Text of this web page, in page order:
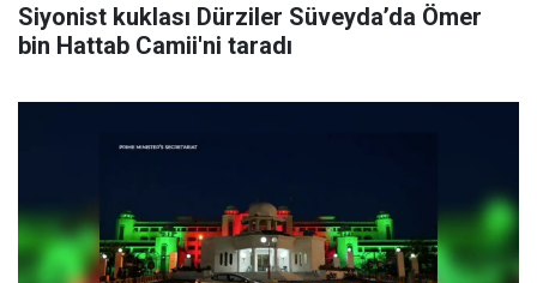
Siyonist kuklası Dürziler Süveyda’da Ömer
bin Hattab Camii'ni taradı